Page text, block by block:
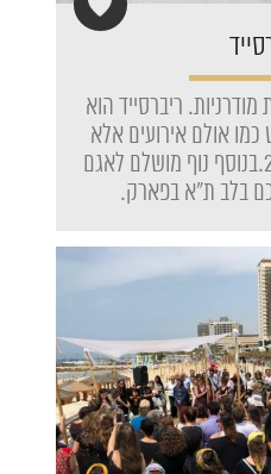
ריברסייד הוא
אולם אירועים אלא
כחלל מודרני לשנת 2020.בנוסף נוף מושלם לאגם
בלב ת"א בפארק.